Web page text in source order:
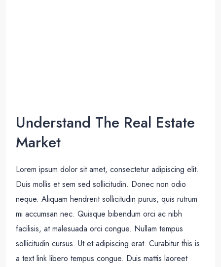
Understand The Real Estate
Market
Lorem ipsum dolor sit amet, consectetur adipiscing elit.
Duis mollis et sem sed sollicitudin. Donec non odio
neque. Aliquam hendrerit sollicitudin purus, quis rutrum
mi accumsan nec. Quisque bibendum orci ac nibh
facilisis, at malesuada orci congue. Nullam tempus
sollicitudin cursus. Ut et adipiscing erat. Curabitur this is
a text link libero tempus congue. Duis mattis laoreet